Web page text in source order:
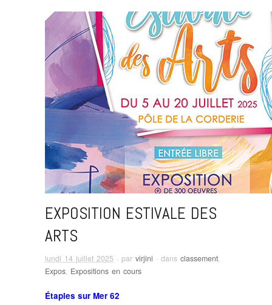
EXPOSITION ESTIVALE DES
ARTS
lundi 14 juillet 2025 · par virjini · dans classement,
Expos, Expositions en cours
Étaples sur Mer 62